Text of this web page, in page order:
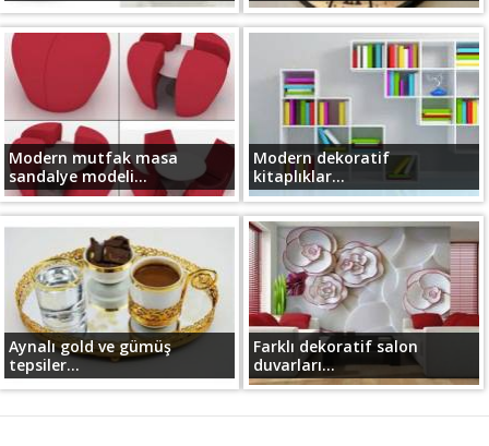
Modern mutfak masa
sandalye modeli...
Modern dekoratif
kitaplıklar...
Aynalı gold ve gümüş
tepsiler...
Farklı dekoratif salon
duvarları...